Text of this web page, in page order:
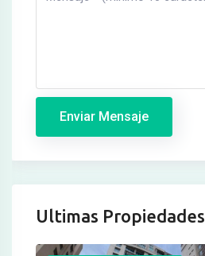
Enviar Mensaje
Ultimas Propiedades